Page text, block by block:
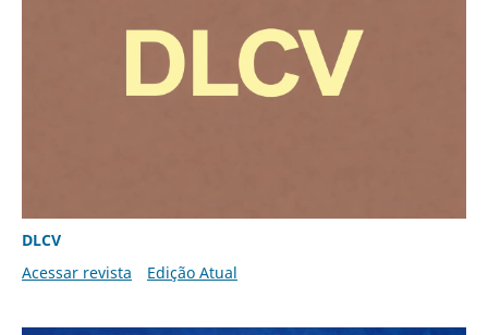
DLCV
Acessar revista
Edição Atual